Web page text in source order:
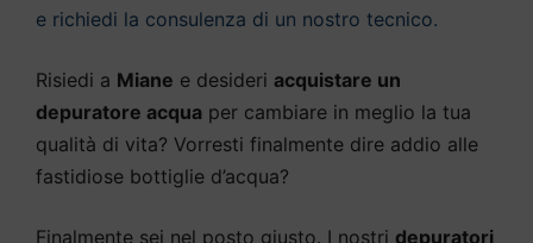
e richiedi la consulenza di un nostro tecnico.
Risiedi a Miane e desideri acquistare un
depuratore acqua per cambiare in meglio la tua
qualità di vita? Vorresti finalmente dire addio alle
fastidiose bottiglie d’acqua?
Finalmente sei nel posto giusto. I nostri depuratori